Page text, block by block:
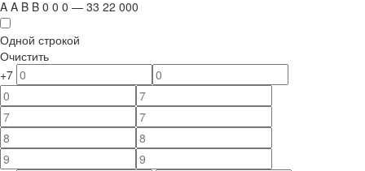
A A B B 0 0 0 — 33 22 000
Одной строкой
Очистить
+7